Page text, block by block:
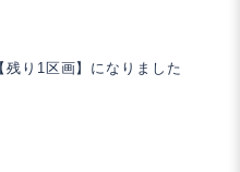
り1区画】になりました